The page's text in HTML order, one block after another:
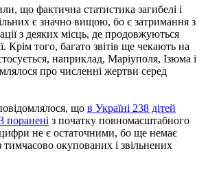
що фактична статистика загибелі і
є значно вищою, бо є затримання з
з деяких місць, де продовжуються
Крім того, багато звітів ще чекають на
наприклад, Маріуполя, Ізюма і
про численні жертви серед
що в Україні 238 дітей
поранені з початку повномасштабного
не є остаточними, бо ще немає
тимчасово окупованих і звільнених